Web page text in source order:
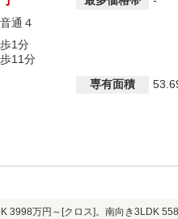
通４
1分
11分
専有面積
万円～[クロス]。南向き3LDK